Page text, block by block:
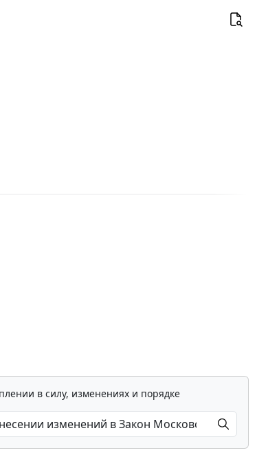
в силу, изменениях и порядке